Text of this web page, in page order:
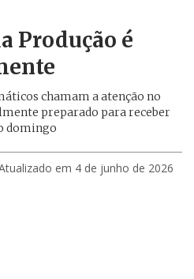
Produção é
chamam a atenção no
preparado para receber
domingo
em 4 de junho de 2026